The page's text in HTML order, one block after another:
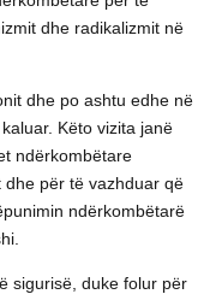
dhe radikalizmit në
dhe po ashtu edhe në
Këto vizita janë
ndërkombëtare
për të vazhduar që
ndërkombëtarë
sigurisë, duke folur për